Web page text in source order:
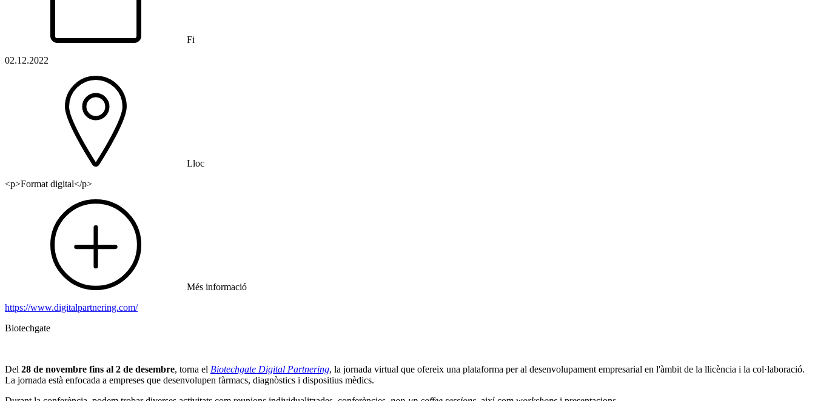
Fi
02.12.2022
Lloc
<p>Format digital</p>
Més informació
https://www.digitalpartnering.com/
Biotechgate
Del 28 de novembre fins al 2 de desembre, torna el Biotechgate Digital Partnering, la jornada virtual que ofereix una plataforma per al desenvolupament empresarial en l'àmbit de la llicència i la col·laboració.
La jornada està enfocada a empreses que desenvolupen fàrmacs, diagnòstics i dispositius mèdics.